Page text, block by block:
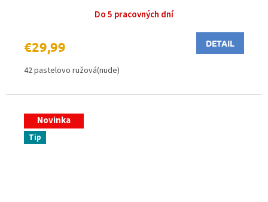
Do 5 pracovných dní
€29,99 DETAIL
42 pastelovo ružová(nude)
Novinka
Tip